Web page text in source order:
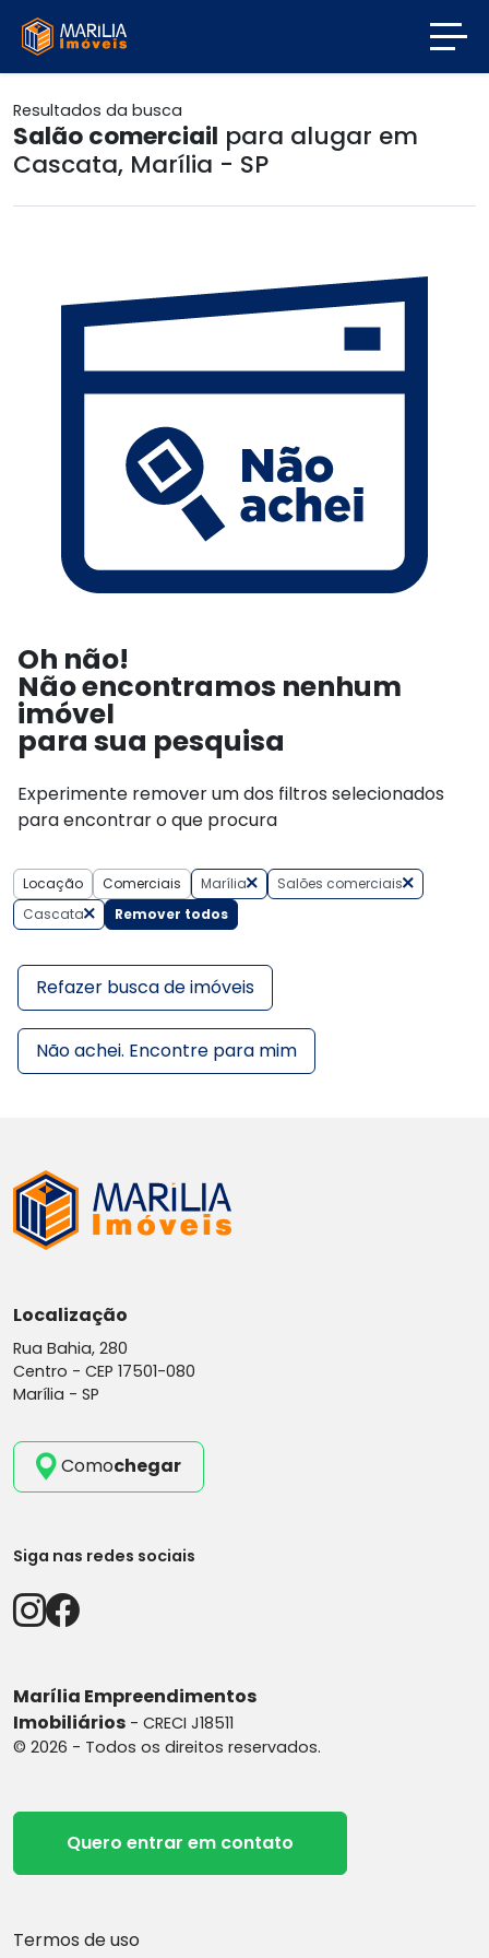
Resultados da busca
Salão comerciail para alugar em
Cascata, Marília - SP
Locação Comerciais Marília
Salões comerciais
Cascata
Remover todos
Oh não!
Não encontramos nenhum
imóvel
para sua pesquisa
Experimente remover um dos filtros selecionados
para encontrar o que procura
Refazer busca de imóveis
Não achei. Encontre para mim
Localização
Rua Bahia, 280
Centro - CEP 17501-080
Marília - SP
Comochegar
Siga nas redes sociais
Marília Empreendimentos
Imobiliários - CRECI J18511
© 2026 - Todos os direitos reservados.
Quero entrar em contato
Termos de uso